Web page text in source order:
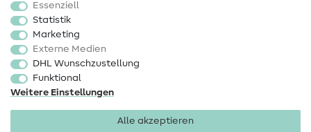
Sale
Schnittmuster
Essenziell
Statistik
Marketing
Externe Medien
DHL Wunschzustellung
Funktional
Weitere Einstellungen
Alle akzeptieren